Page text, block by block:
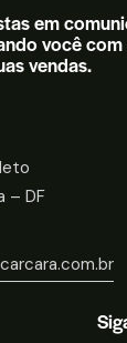
em
você
vendas.
– DF